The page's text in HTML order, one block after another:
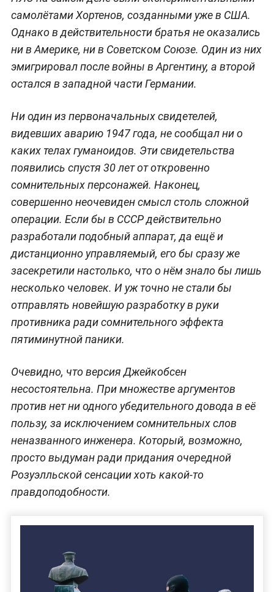
самолётами Хортенов, созданными уже в США.
Однако в действительности братья не оказались
ни в Америке, ни в Советском Союзе. Один из них
эмигрировал после войны в Аргентину, а второй
остался в западной части Германии.
Ни один из первоначальных свидетелей,
видевших аварию 1947 года, не сообщал ни о
каких телах гуманоидов. Эти свидетельства
появились спустя 30 лет от откровенно
сомнительных персонажей. Наконец,
совершенно неочевиден смысл столь сложной
операции. Если бы в СССР действительно
разработали подобный аппарат, да ещё и
дистанционно управляемый, его бы сразу же
засекретили настолько, что о нём знало бы лишь
несколько человек. И уж точно не стали бы
отправлять новейшую разработку в руки
противника ради сомнительного эффекта
пятиминутной паники.
Очевидно, что версия Джейкобсен
несостоятельна. При множестве аргументов
против нет ни одного убедительного довода в её
пользу, за исключением сомнительных слов
неназванного инженера. Который, возможно,
просто выдуман ради придания очередной
Розуэлльской сенсации хоть какой-то
правдоподобности.